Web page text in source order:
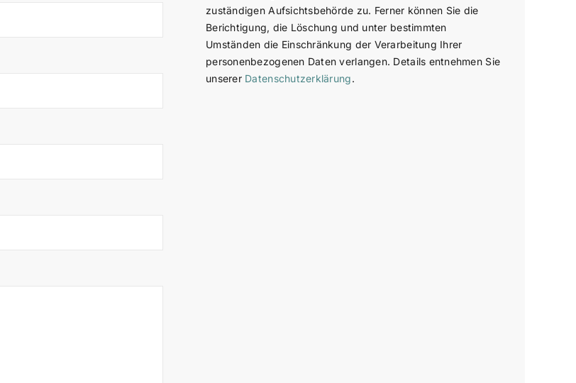
zuständigen Aufsichtsbehörde zu. Ferner können Sie die
Berichtigung, die Löschung und unter bestimmten
Umständen die Einschränkung der Verarbeitung Ihrer
personenbezogenen Daten verlangen. Details entnehmen Sie
unserer Datenschutzerklärung.